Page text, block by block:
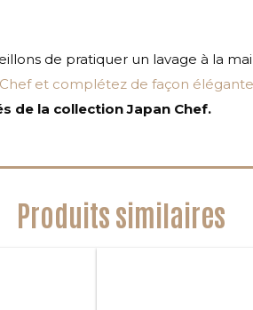
de pratiquer un lavage à la
et complétez de façon
de la collection Japan Chef.
Produits similaires